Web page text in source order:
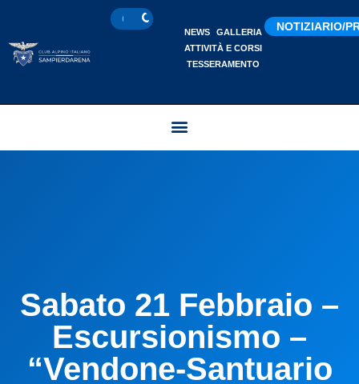
NEWS
GALLERIA
ATTIVITÀ E CORSI
TESSERAMENTO
NOTIZIARIO/
Sabato 21 Febbraio –
Escursionismo –
“Vendone-Santuario